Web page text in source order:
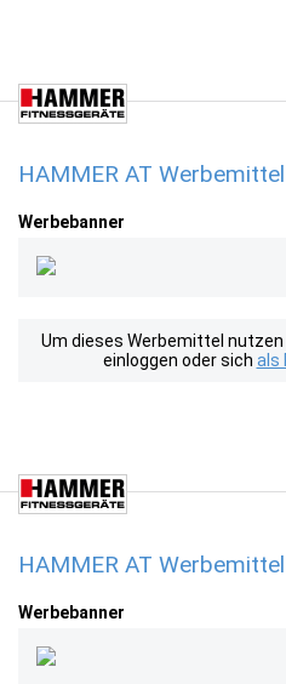
HAMMER AT
Werbebanner
Um dieses Werbemittel
einloggen oder sich als
HAMMER AT
Werbebanner